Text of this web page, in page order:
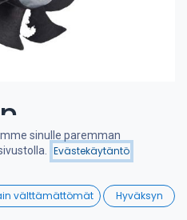
Hinta - korkeimmasta
matalimpaan
Wishlist
50-65 kgf
sinulle paremman
Evästekäytäntö
välttämättömät Hyväksyn